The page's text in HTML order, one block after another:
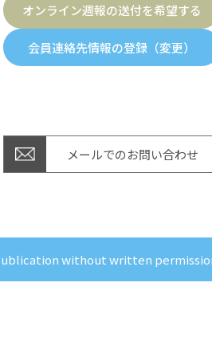
オンライン週報の送付を希望する
会員連絡先情報の登録（変更）
メールでのお問い合わせ
without written